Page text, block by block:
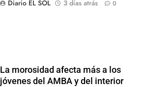
Diario EL SOL
3 días atrás 0
La morosidad afecta más a los
jóvenes del AMBA y del interior